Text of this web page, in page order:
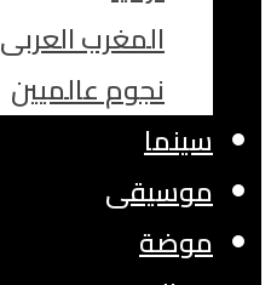
المغرب العربى
نجوم عالميين
سينما
موسيقى
موضة